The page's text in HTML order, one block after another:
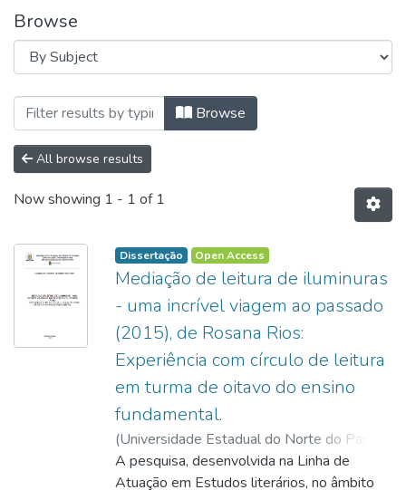
Browse
Browsing Programa de Pós-Graduação
Browse
All browse results
Now showing 1 - 1 of 1
Dissertação Open Access
Mediação de leitura de iluminuras
- uma incrível viagem ao passado
(2015), de Rosana Rios:
Experiência com círculo de leitura
em turma de oitavo do ensino
fundamental.
(Universidade Estadual do Norte do Paraná,
2023)Richter, Valéria do Amaral Ferreira
Oliveira, Vanderléia da Silva;
A pesquisa, desenvolvida na Linha de
Atuação em Estudos literários, no âmbito